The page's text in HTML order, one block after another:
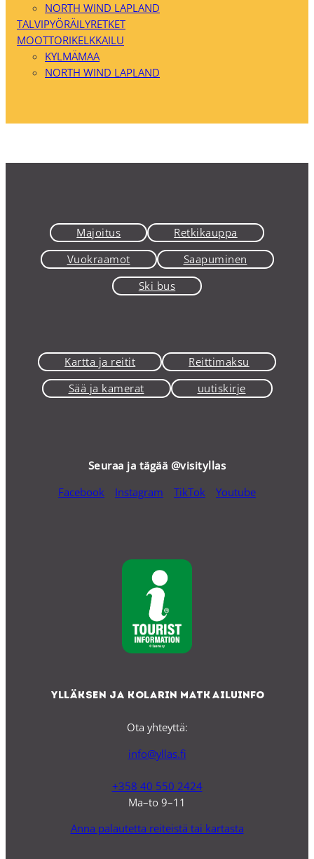
NORTH WIND LAPLAND
TALVIPYÖRÄILYRETKET
MOOTTORIKELKKAILU
KYLMÄMAA
NORTH WIND LAPLAND
Majoitus
Retkikauppa
Vuokraamot
Saapuminen
Ski bus
Kartta ja reitit
Reittimaksu
Sää ja kamerat
uutiskirje
Seuraa ja tägää @visityllas
Facebook
Instagram TikTok Youtube
Ylläksen ja Kolarin matkailuinfo
Ota yhteyttä:
info@yllas.fi
+358 40 550 2424
Ma–to 9–11
Anna palautetta reiteistä tai kartasta